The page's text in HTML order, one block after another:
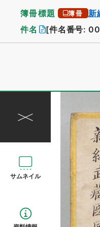
簿冊標題 簿冊 新
件名 [件名番号:
サムネイル